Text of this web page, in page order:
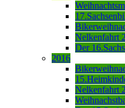
Nelkenfahrt
Der
2016
Nelkenfahrt